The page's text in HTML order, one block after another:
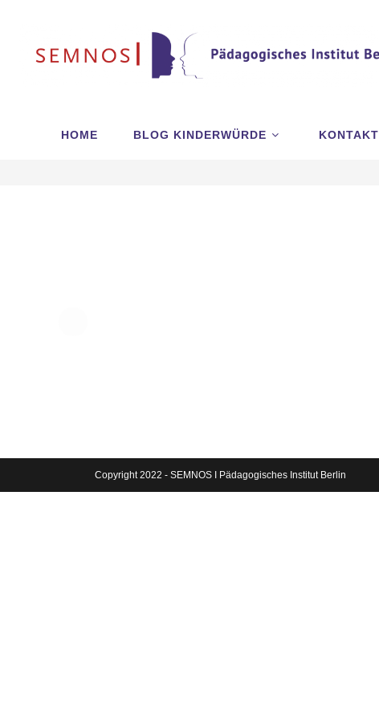
HOME BLOG KINDERWÜRDE KONTAKT
Copyright 2022 - SEMNOS I Pädagogisches Institut Berlin